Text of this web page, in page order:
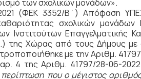
των σχολικών μονάδων».
(ΦΕΚ 3352/Β΄) Απόφαση ΥΠΕΣ
σχολικών μονάδων
Ινστιτούτων Επαγγελματικής
της Χώρας από τους Δήμους με
με την Αριθμ.
4 της Αριθμ. 41797/28-06-
που ο μέγιστος